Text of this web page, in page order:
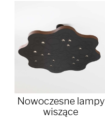
Nowoczesne lampy
wiszące